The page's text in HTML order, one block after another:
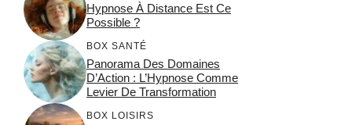
Hypnose À Distance Est Ce
Possible ?
BOX SANTÉ
Panorama Des Domaines
D’Action : L’Hypnose Comme
Levier De Transformation
BOX LOISIRS